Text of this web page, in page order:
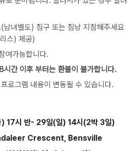
남녀별도) 침구 또는 침낭 지참해주세요
스) 제공)
여가능합니다.
간 이후 부터는 환불이 불가합니다.
로그램 내용이 변동될 수 있습니다.
) 17시 반- 29일(일) 14시(2박 3일)
Crescent, Bensville